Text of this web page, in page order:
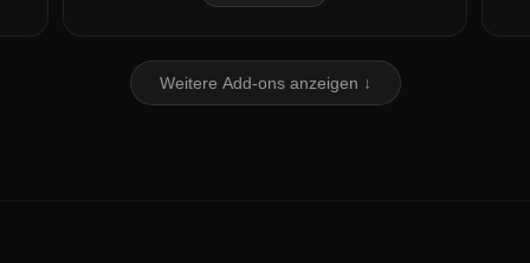
Weitere Add-ons anzeigen ↓